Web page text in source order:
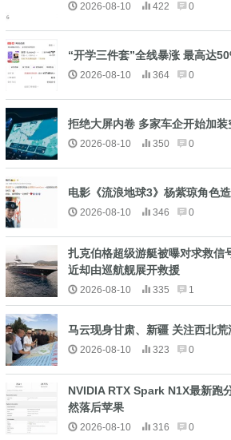
2026-08-10 422 0
“开学三件套”全线暴涨 最高达
2026-08-10 364 0
拒绝大屏内卷 多家车企开始加
2026-08-10 350 0
电影《流浪地球3》杨紫琼角色
2026-08-10 346 0
扎克伯格超级游艇被曝对求救信
近却由巡航舰展开救援
2026-08-10 335 1
马云现身甘肃、新疆 关注西北
2026-08-10 323 0
NVIDIA RTX Spark N1X最新跑
然落后苹果
2026-08-10 316 0